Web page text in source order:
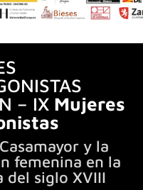
– IX Mujeres
y la
femenina en la
del siglo XVIII